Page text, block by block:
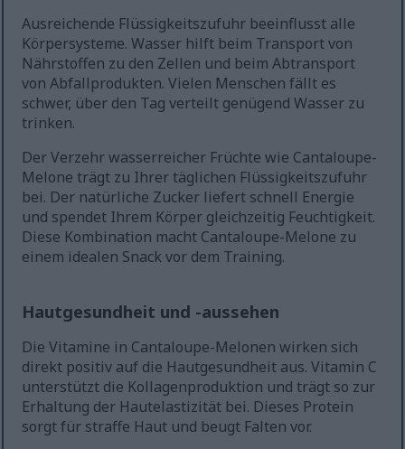
Ausreichende Flüssigkeitszufuhr beeinflusst alle
Körpersysteme. Wasser hilft beim Transport von
Nährstoffen zu den Zellen und beim Abtransport
von Abfallprodukten. Vielen Menschen fällt es
schwer, über den Tag verteilt genügend Wasser zu
trinken.
Der Verzehr wasserreicher Früchte wie Cantaloupe-
Melone trägt zu Ihrer täglichen Flüssigkeitszufuhr
bei. Der natürliche Zucker liefert schnell Energie
und spendet Ihrem Körper gleichzeitig Feuchtigkeit.
Diese Kombination macht Cantaloupe-Melone zu
einem idealen Snack vor dem Training.
Hautgesundheit und -aussehen
Die Vitamine in Cantaloupe-Melonen wirken sich
direkt positiv auf die Hautgesundheit aus. Vitamin C
unterstützt die Kollagenproduktion und trägt so zur
Erhaltung der Hautelastizität bei. Dieses Protein
sorgt für straffe Haut und beugt Falten vor.